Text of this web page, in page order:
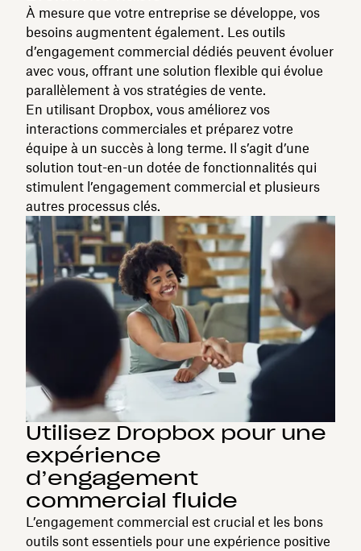
À mesure que votre entreprise se développe, vos
besoins augmentent également. Les outils
d’engagement commercial dédiés peuvent évoluer
avec vous, offrant une solution flexible qui évolue
parallèlement à vos stratégies de vente.
En utilisant Dropbox, vous améliorez vos
interactions commerciales et préparez votre
équipe à un succès à long terme. Il s’agit d’une
solution tout-en-un dotée de fonctionnalités qui
stimulent l’engagement commercial et plusieurs
autres processus clés.
Utilisez Dropbox pour une
expérience
d’engagement
commercial fluide
L’engagement commercial est crucial et les bons
outils sont essentiels pour une expérience positive